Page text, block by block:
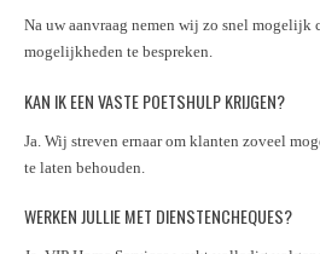
Na uw aanvraag nemen wij zo snel mogelijk
mogelijkheden te bespreken.
KAN IK EEN VASTE POETSHULP KRIJGEN?
Ja. Wij streven ernaar om klanten zoveel
te laten behouden.
WERKEN JULLIE MET DIENSTENCHEQUES?